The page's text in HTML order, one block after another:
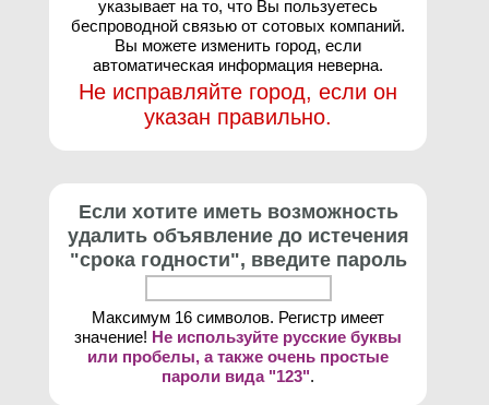
указывает на то, что Вы пользуетесь
беспроводной связью от сотовых компаний.
Вы можете изменить город, если
автоматическая информация неверна.
Не исправляйте город, если он
указан правильно.
Если хотите иметь возможность
удалить объявление до истечения
"срока годности", введите пароль
Максимум 16 символов. Регистр имеет
значение! Не используйте русские буквы
или пробелы, а также очень простые
пароли вида "123".